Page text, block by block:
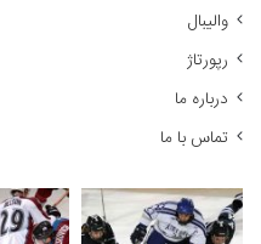
والیبال
رپورتاژ
درباره ما
تماس با ما